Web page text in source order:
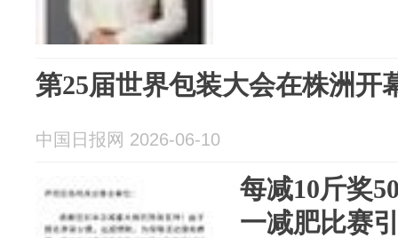
第25届世界包装大会在株洲开
中国日报网 2026-06-10
每减10斤奖
一减肥比赛